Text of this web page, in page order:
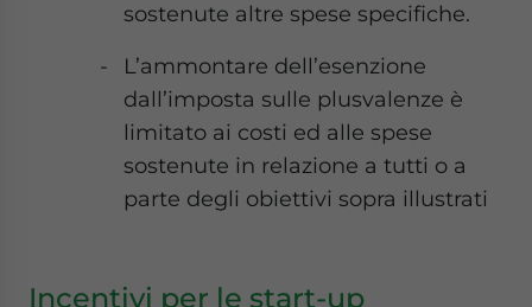
sostenute altre spese specifiche.
L’ammontare dell’esenzione
dall’imposta sulle plusvalenze è
limitato ai costi ed alle spese
sostenute in relazione a tutti o a
parte degli obiettivi sopra illustrati
Incentivi per le start-up